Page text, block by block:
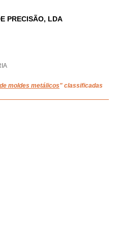
PRECISÃO, LDA
moldes metálicos" classificadas